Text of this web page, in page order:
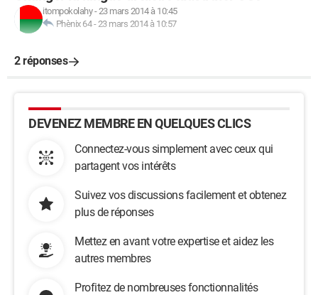
itompokolahy-23 mars 2014 à 10:45
Phènix 64-23 mars 2014 à 10:57
2 réponses
DEVENEZ MEMBRE EN QUELQUES CLICS
Connectez-vous simplement avec ceux qui
partagent vos intérêts
Suivez vos discussions facilement et obtenez
plus de réponses
Mettez en avant votre expertise et aidez les
autres membres
Profitez de nombreuses fonctionnalités